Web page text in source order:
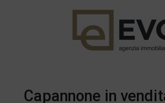
Capannone in